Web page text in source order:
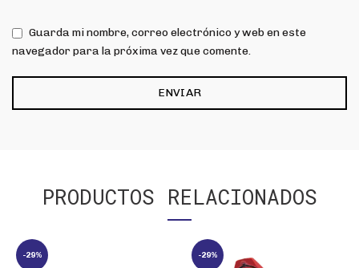
Guarda mi nombre, correo electrónico y web en este
navegador para la próxima vez que comente.
PRODUCTOS RELACIONADOS
-29% -29%